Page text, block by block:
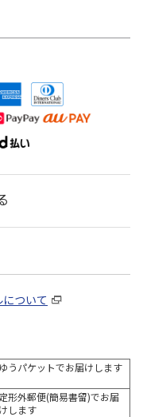
ついて
ゆうパケットでお届けします
定形外郵便(簡易書留)でお届
けします